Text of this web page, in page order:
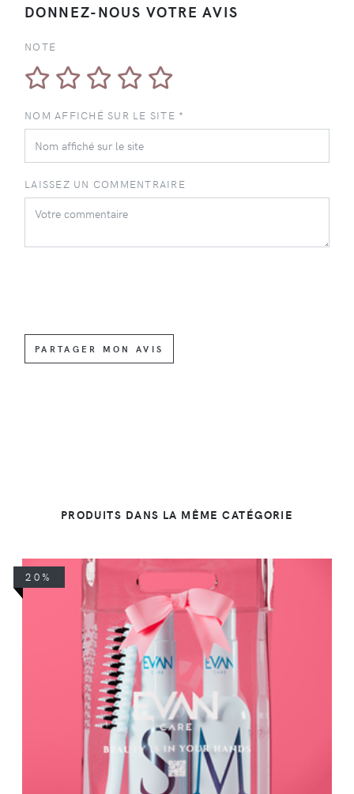
DONNEZ-NOUS VOTRE AVIS
NOTE
NOM AFFICHÉ SUR LE SITE *
LAISSEZ UN COMMENTRAIRE
PARTAGER MON AVIS
PRODUITS DANS LA MÊME CATÉGORIE
20%
DÉTAILS